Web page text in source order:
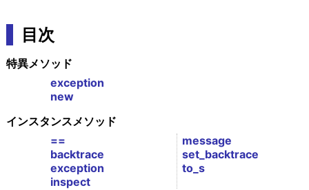
目次
特異メソッド
exception
new
インスタンスメソッド
==
backtrace
exception
inspect
message
set_backtrace
to_s